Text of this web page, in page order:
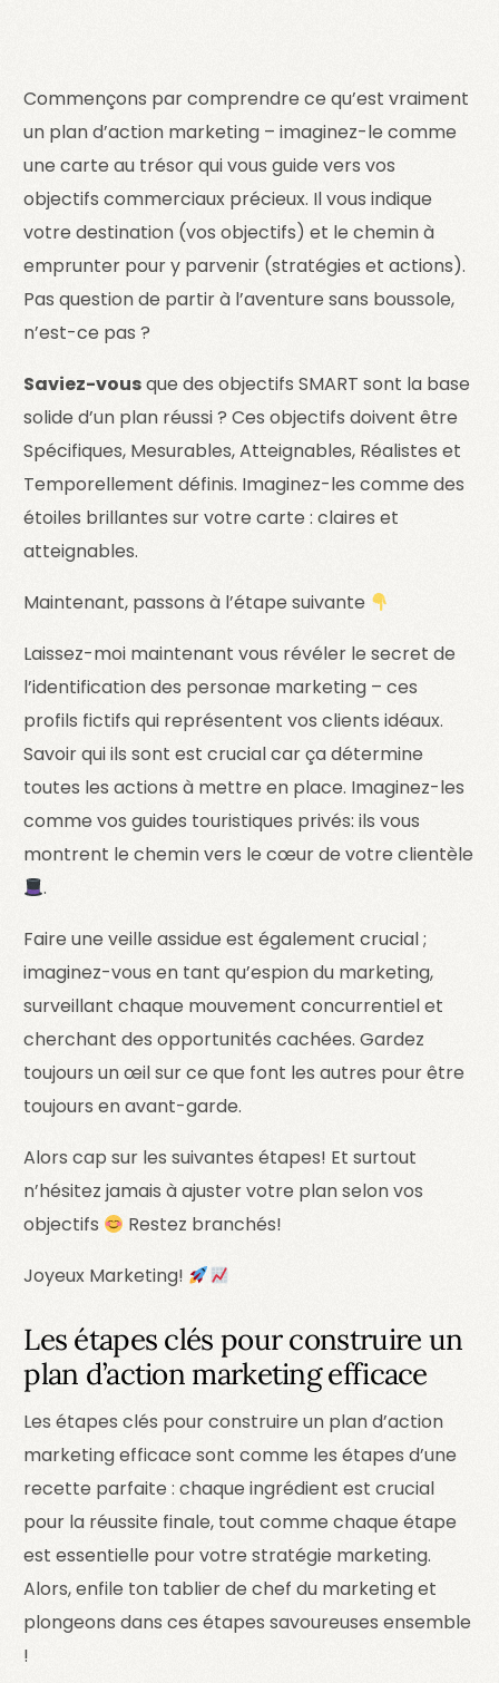
Commençons par comprendre ce qu’est vraiment
un plan d’action marketing – imaginez-le comme
une carte au trésor qui vous guide vers vos
objectifs commerciaux précieux. Il vous indique
votre destination (vos objectifs) et le chemin à
emprunter pour y parvenir (stratégies et actions).
Pas question de partir à l’aventure sans boussole,
n’est-ce pas ?
Saviez-vousque des objectifs SMART sont la base
solide d’un plan réussi ? Ces objectifs doivent être
Spécifiques, Mesurables, Atteignables, Réalistes et
Temporellement définis. Imaginez-les comme des
étoiles brillantes sur votre carte : claires et
atteignables.
Maintenant, passons à l’étape suivante
Laissez-moi maintenant vous révéler le secret de
l’identification des personae marketing – ces
profils fictifs qui représentent vos clients idéaux.
Savoir qui ils sont est crucial car ça détermine
toutes les actions à mettre en place. Imaginez-les
comme vos guides touristiques privés: ils vous
montrent le chemin vers le cœur de votre clientèle
.
Faire une veille assidue est également crucial ;
imaginez-vous en tant qu’espion du marketing,
surveillant chaque mouvement concurrentiel et
cherchant des opportunités cachées. Gardez
toujours un œil sur ce que font les autres pour être
toujours en avant-garde.
Alors cap sur les suivantes étapes! Et surtout
n’hésitez jamais à ajuster votre plan selon vos
objectifs
Restez branchés!
Joyeux Marketing!
Les étapes clés pour construire un
plan d’action marketing efficace
Les étapes clés pour construire un plan d’action
marketing efficace sont comme les étapes d’une
recette parfaite : chaque ingrédient est crucial
pour la réussite finale, tout comme chaque étape
est essentielle pour votre stratégie marketing.
Alors, enfile ton tablier de chef du marketing et
plongeons dans ces étapes savoureuses ensemble
!